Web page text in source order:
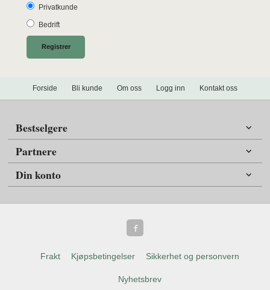
Privatkunde
Bedrift
Forside Bli kunde Om oss Logg inn Kontakt oss
Bestselgere
Partnere
Din konto
Frakt Kjøpsbetingelser Sikkerhet og personvern
Nyhetsbrev